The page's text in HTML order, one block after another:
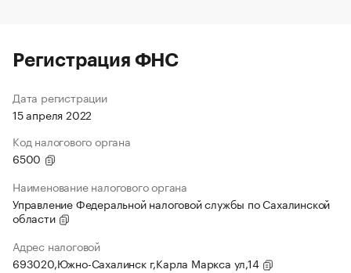
Регистрация ФНС
Дата регистрации
15 апреля 2022
Код налогового органа
6500
Наименование налогового органа
Управление Федеральной налоговой службы по Сахалинской
области
Адрес налоговой
693020,Южно-Сахалинск г,Карла Маркса ул,14